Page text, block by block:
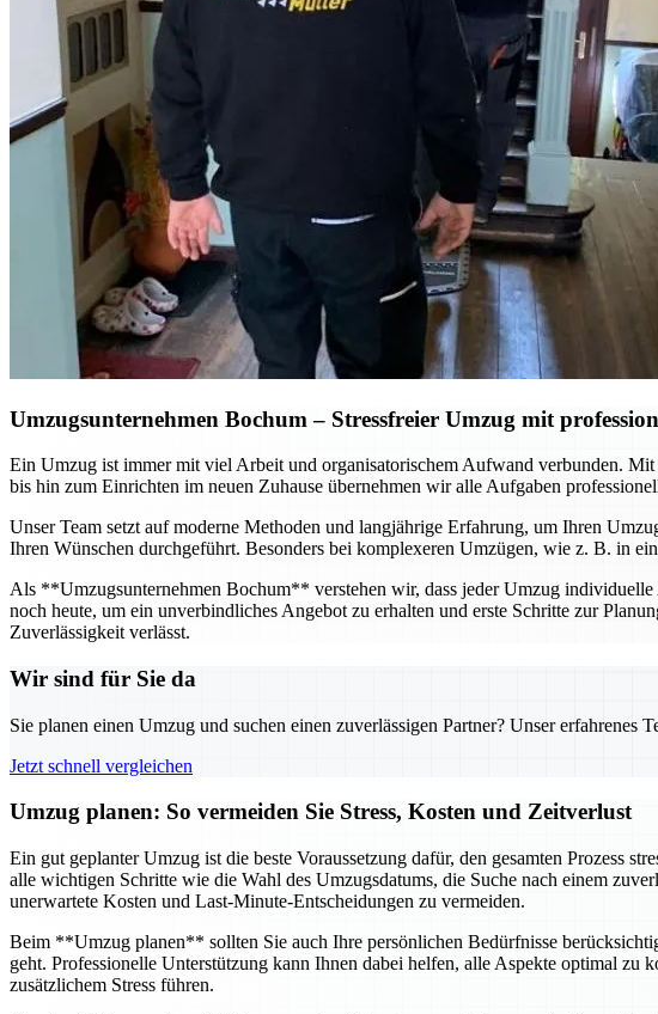
Umzugsunternehmen Bochum – Stressfreier Umzug mit
Ein Umzug ist immer mit viel Arbeit und organisatorischem Aufwand verbunden.
bis hin zum Einrichten im neuen Zuhause übernehmen wir alle Aufgaben
Unser Team setzt auf moderne Methoden und langjährige Erfahrung, um Ihren
Ihren Wünschen durchgeführt. Besonders bei komplexeren Umzügen, wie z. B. in
Als **Umzugsunternehmen Bochum** verstehen wir, dass jeder Umzug
noch heute, um ein unverbindliches Angebot zu erhalten und erste Schritte zur
Zuverlässigkeit verlässt.
Wir sind für Sie da
Sie planen einen Umzug und suchen einen zuverlässigen Partner? Unser
Jetzt schnell vergleichen
Umzug planen: So vermeiden Sie Stress, Kosten und Zeitverlust
Ein gut geplanter Umzug ist die beste Voraussetzung dafür, den gesamten Prozess
alle wichtigen Schritte wie die Wahl des Umzugsdatums, die Suche nach einem
unerwartete Kosten und Last-Minute-Entscheidungen zu vermeiden.
Beim **Umzug planen** sollten Sie auch Ihre persönlichen Bedürfnisse
geht. Professionelle Unterstützung kann Ihnen dabei helfen, alle Aspekte optimal
zusätzlichem Stress führen.